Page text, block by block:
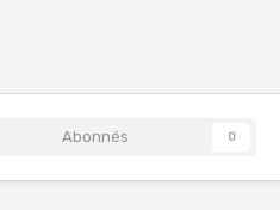
Abonnés 0